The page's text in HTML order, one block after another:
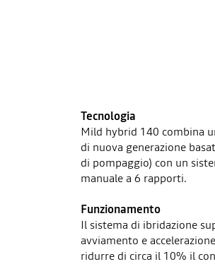
Tecnologia
Mild hybrid 140 combina
di nuova generazione
di pompaggio) con un
manuale a 6 rapporti.
Funzionamento
Il sistema di ibridazione
avviamento e
ridurre di circa il 10% il